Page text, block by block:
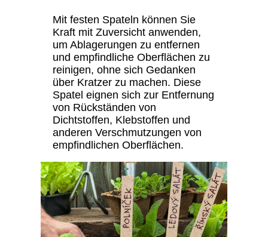
Mit festen Spateln können Sie
Kraft mit Zuversicht anwenden,
um Ablagerungen zu entfernen
und empfindliche Oberflächen zu
reinigen, ohne sich Gedanken
über Kratzer zu machen. Diese
Spatel eignen sich zur Entfernung
von Rückständen von
Dichtstoffen, Klebstoffen und
anderen Verschmutzungen von
empfindlichen Oberflächen.